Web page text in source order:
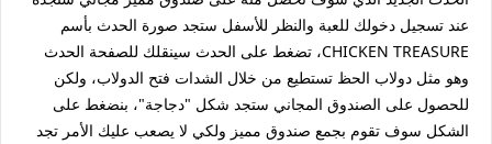
عند تسجيل دخولك للعبة والنظر للأسفل ستجد صورة الحدث بأسم
CHICKEN TREASURE، تضغط على الحدث سينقلك للصفحة الحدث
وهو مثل دولاب الحظ تستطيع من خلال الشدات فتح الدولاب، ولكن
للحصول على الصندوق المجاني ستجد شكل "دجاجة"، بنضغط على
الشكل سوف تقوم بجمع صندوق مميز ولكي لا يصعب عليك الأمر تجد